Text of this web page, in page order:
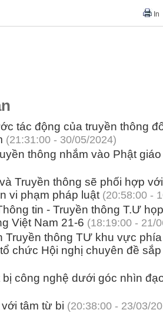
In
tác động của truyền thông
(21:31:00 - 30/05/2024)
thông nhắm vào Phật giáo
Truyền thông sẽ phối hợp
vi phạm pháp luật (20:58:00 -
tin - Truyền thông T.Ư
Việt Nam 21-6 (18:19:00 - 21/
Truyền thông TƯ khu vực
chức Hội nghị chuyên đề
công nghệ dưới góc nhìn
tâm từ bi (20:38:00 - 23/03/